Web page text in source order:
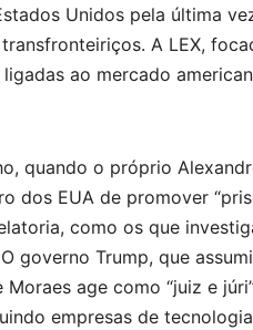
Unidos pela última
A LEX,
ao mercado
quando o próprio
dos EUA de promover
como os que
governo Trump, que
age como “juiz e
empresas de